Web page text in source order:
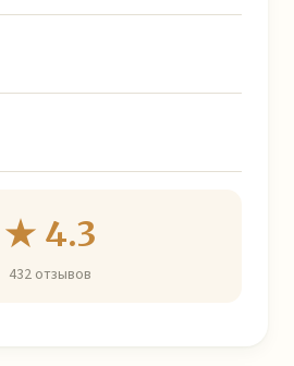
★ 4.3
432 отзывов